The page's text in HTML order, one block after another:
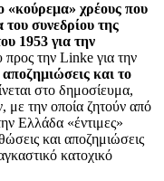
«κούρεμα» χρέους που
συνεδρίου της
1953 για την
προς την Linke για την
αποζημιώσεις και το
στο δημοσίευμα,
με την οποία ζητούν από
Ελλάδα «έντιμες»
και αποζημιώσεις
κατοχικό